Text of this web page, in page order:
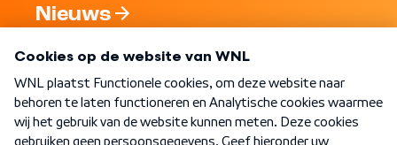
Nieuws
Nieuwsbrief
Word Lid